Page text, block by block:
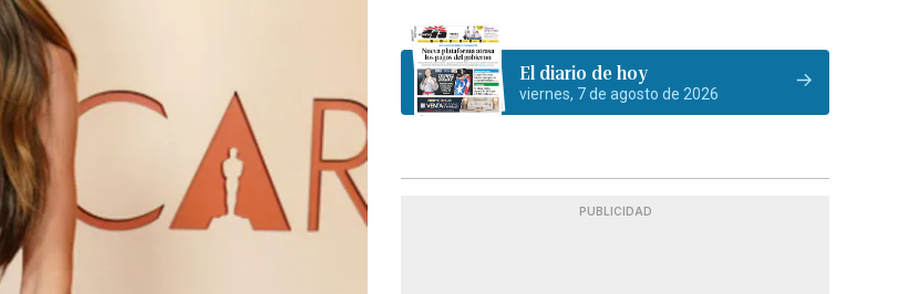
El diario de hoy
viernes, 7 de agosto de 2026
PUBLICIDAD